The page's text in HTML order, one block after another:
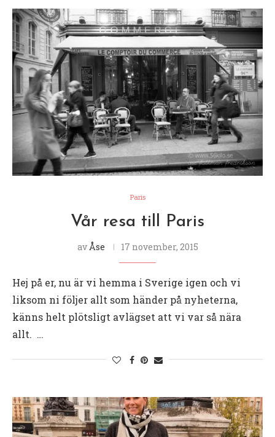
Paris
Vår resa till Paris
av Åse 17 november, 2015
Hej på er, nu är vi hemma i Sverige igen och vi
liksom ni följer allt som händer på nyheterna,
känns helt plötsligt avlägset att vi var så nära
allt. …